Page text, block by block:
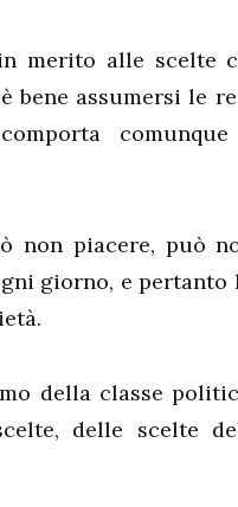
merito alle scelte
bene assumersi le
non piacere, può
giorno, e
della classe
delle scelte